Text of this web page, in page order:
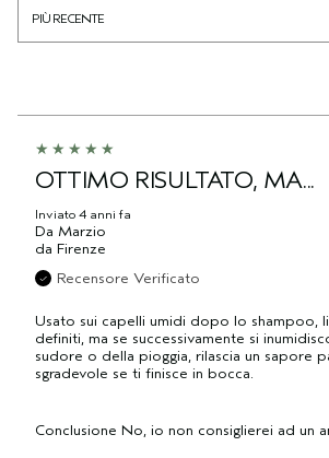
OTTIMO RISULTATO, MA...
Inviato 4 anni fa
Da Marzio
da Firenze
Recensore Verificato
Usato sui capelli umidi dopo lo shampoo,
definiti, ma se successivamente si
sudore o della pioggia, rilascia un sapore
sgradevole se ti finisce in bocca.
Conclusione No, io non consiglierei ad un